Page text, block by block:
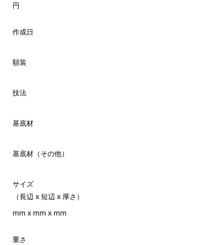
円
作成日
額装
技法
基底材
基底材（その他）
サイズ
（長辺 x 短辺 x 厚さ）
mm x mm x mm
重さ